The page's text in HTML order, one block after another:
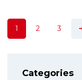
1 2 3
Categories